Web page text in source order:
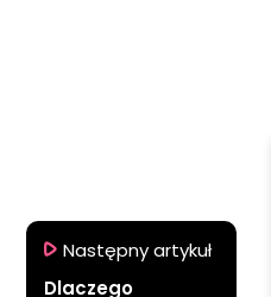
Następny artykuł
Dlaczego